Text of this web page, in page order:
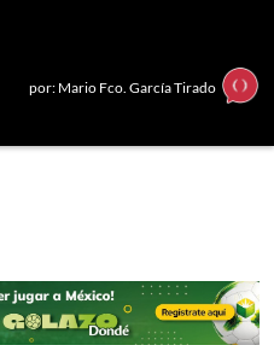
por: Mario Fco. García Tirado